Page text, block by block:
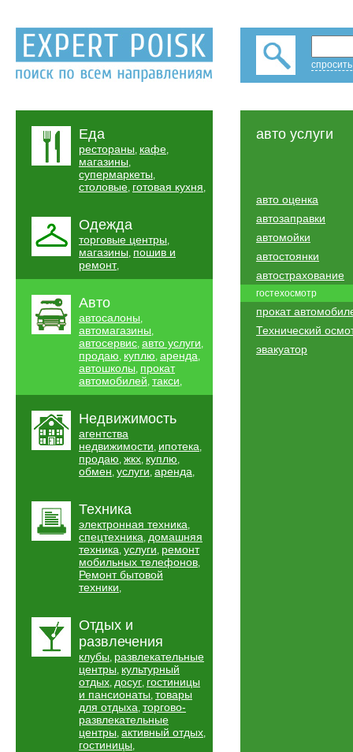
Еда
рестораны, кафе,
магазины,
супермаркеты,
столовые, готовая кухня,
Одежда
торговые центры,
магазины, пошив и
ремонт,
Авто
автосалоны,
автомагазины,
автосервис, авто услуги,
продаю, куплю, аренда,
автошколы, прокат
автомобилей, такси,
Недвижимость
агентства
недвижимости, ипотека,
продаю, жкх, куплю,
обмен, услуги, аренда,
Техника
электронная техника,
спецтехника, домашняя
техника, услуги, ремонт
мобильных телефонов,
Ремонт бытовой
техники,
Отдых и
развлечения
клубы, развлекательные
центры, культурный
отдых, досуг, гостиницы
и пансионаты, товары
для отдыха, торгово-
развлекательные
центры, активный отдых,
гостиницы,
авто услуги
авто оценка
автозаправки
автомойки
автостоянки
автострахование
гостехосмотр
прокат
Технический
эвакуатор